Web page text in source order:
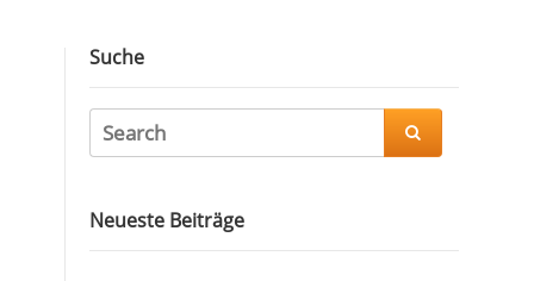
Suche

Neueste Beiträge